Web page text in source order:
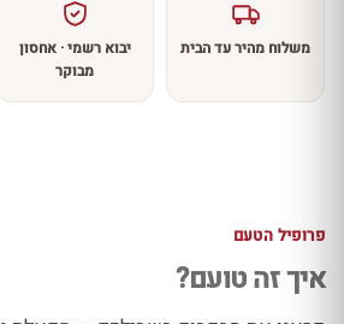
משלוח מהיר עד הבית
יבוא רשמי · אחסון
מבוקר
פרופיל הטעם
איך זה טועם?